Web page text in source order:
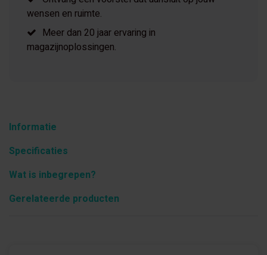
wensen en ruimte.
Meer dan 20 jaar ervaring in
magazijnoplossingen.
Informatie
Specificaties
Wat is inbegrepen?
Gerelateerde producten